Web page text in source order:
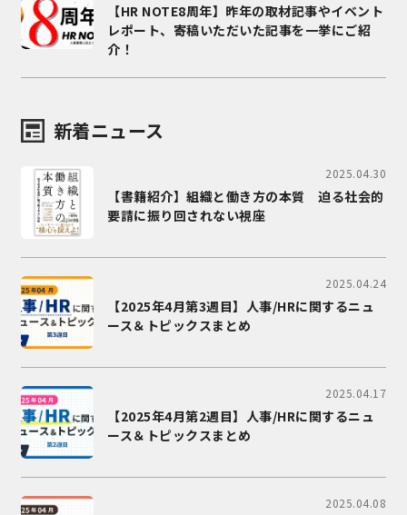
【HR NOTE8周年】昨年の取材記事やイベント
レポート、寄稿いただいた記事を一挙にご紹
介！
新着ニュース
2025.04.30
【書籍紹介】組織と働き方の本質 迫る社会的
要請に振り回されない視座
2025.04.24
【2025年4月第3週目】人事/HRに関するニュ
ース＆トピックスまとめ
2025.04.17
【2025年4月第2週目】人事/HRに関するニュ
ース＆トピックスまとめ
2025.04.08